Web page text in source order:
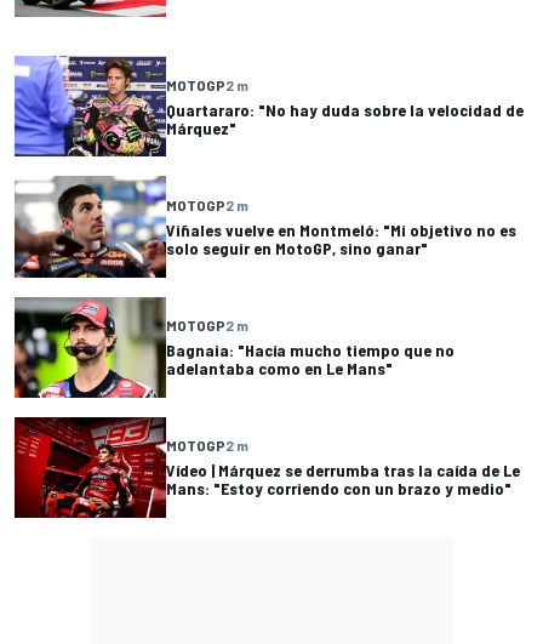
MOTOGP2 m
Quartararo: "No hay duda sobre la velocidad de
Márquez"
MOTOGP2 m
Viñales vuelve en Montmeló: "Mi objetivo no es
solo seguir en MotoGP, sino ganar"
MOTOGP2 m
Bagnaia: "Hacía mucho tiempo que no
adelantaba como en Le Mans"
MOTOGP2 m
Vídeo | Márquez se derrumba tras la caída de Le
Mans: "Estoy corriendo con un brazo y medio"